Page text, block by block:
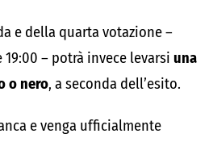
e della quarta votazione –
– potrà invece levarsi una
o nero, a seconda dell’esito.
e venga ufficialmente